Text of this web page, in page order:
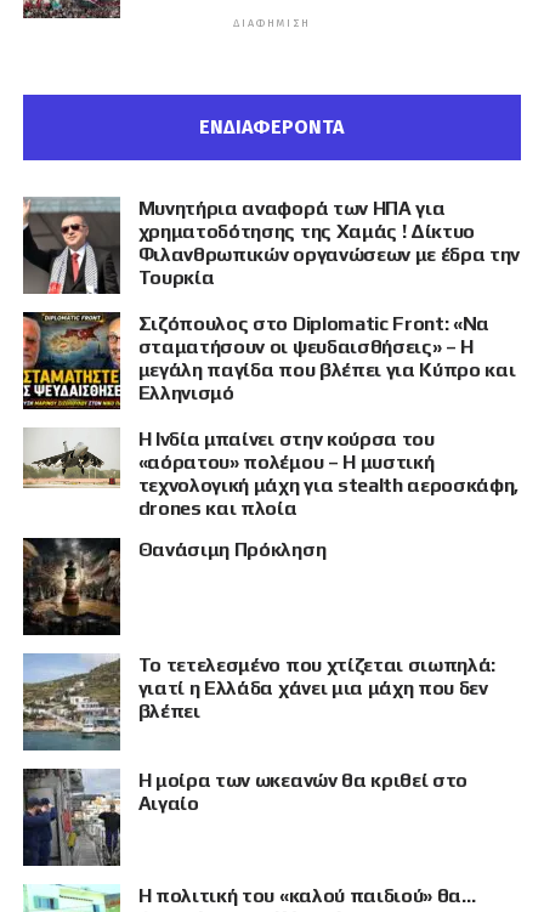
ΔΙΑΦΉΜΙΣΗ
ΕΝΔΙΑΦΕΡΟΝΤΑ
Μυνητήρια αναφορά των ΗΠΑ για
χρηματοδότησης της Χαμάς ! Δίκτυο
Φιλανθρωπικών οργανώσεων με έδρα την
Τουρκία
Σιζόπουλος στο Diplomatic Front: «Να
σταματήσουν οι ψευδαισθήσεις» – Η
μεγάλη παγίδα που βλέπει για Κύπρο και
Ελληνισμό
Η Ινδία μπαίνει στην κούρσα του
«αόρατου» πολέμου – Η μυστική
τεχνολογική μάχη για stealth αεροσκάφη,
drones και πλοία
Θανάσιμη Πρόκληση
Το τετελεσμένο που χτίζεται σιωπηλά:
γιατί η Ελλάδα χάνει μια μάχη που δεν
βλέπει
Η μοίρα των ωκεανών θα κριθεί στο
Αιγαίο
Η πολιτική του «καλού παιδιού» θα…